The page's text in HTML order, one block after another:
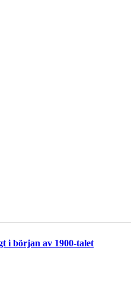
i början av 1900-talet